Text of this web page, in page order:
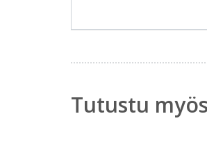
Tutustu myös